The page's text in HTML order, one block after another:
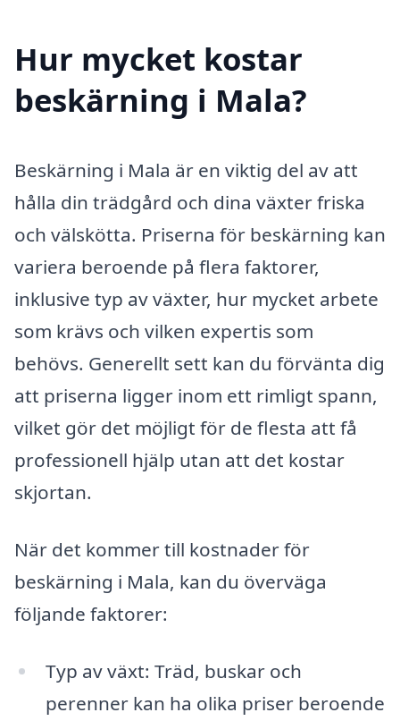
Hur mycket kostar
beskärning i Mala?
Beskärning i Mala är en viktig del av att
hålla din trädgård och dina växter friska
och välskötta. Priserna för beskärning kan
variera beroende på flera faktorer,
inklusive typ av växter, hur mycket arbete
som krävs och vilken expertis som
behövs. Generellt sett kan du förvänta dig
att priserna ligger inom ett rimligt spann,
vilket gör det möjligt för de flesta att få
professionell hjälp utan att det kostar
skjortan.
När det kommer till kostnader för
beskärning i Mala, kan du överväga
följande faktorer:
Typ av växt: Träd, buskar och
perenner kan ha olika priser beroende